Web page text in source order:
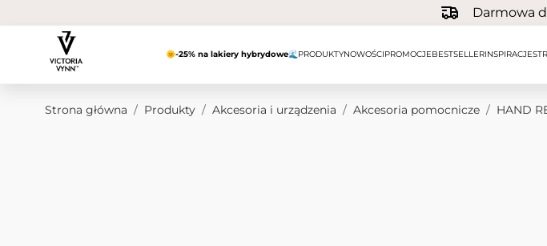
Darmowa
🌞-25% na lakiery hybrydowe🌊 PRODUKTYNOWOŚCIPROMOCJEBESTSELLERINSPIRACJE
Strona główna / Produkty / Akcesoria i urządzenia / Akcesoria pomocnicze / HAND